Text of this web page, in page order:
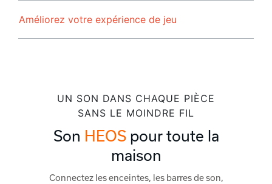
Améliorez votre expérience de jeu
UN SON DANS CHAQUE PIÈCE
SANS LE MOINDRE FIL
Son HEOSpour toute la
maison
Connectez les enceintes, les barres de son,